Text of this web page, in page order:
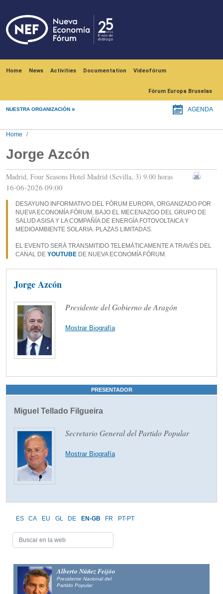
Home News Activities Documentation Videofórum
Fórum Europa Bruselas
NUESTRA ORGANIZACIÓN AGENDA
Home
Jorge Azcón
Madrid, Four Seasons Hotel Madrid (Sevilla, 3) 9.00 horas
16-06-2026 09:00
DESAYUNO INFORMATIVO DEL FÓRUM EUROPA, ORGANIZADO POR
NUEVA ECONOMÍA FÓRUM, BAJO EL MECENAZGO DEL GRUPO DE
SALUD ASISA Y LA COMPAÑÍA DE ENERGÍA FOTOVOLTAICA Y
MEDIOAMBIENTE SOLARIA. PLAZAS LIMITADAS.
EL EVENTO SERÁ TRANSMITIDO TELEMÁTICAMENTE A TRAVÉS DEL
CANAL DE YOUTUBE DE NUEVA ECONOMÍA FÓRUM.
Jorge Azcón
Presidente del Gobierno de Aragón
Mostrar Biografía
PRESENTADOR
Miguel Tellado Filgueira
Secretario General del Partido Popular
Mostrar Biografía
ES CA EU GL DE EN-GB FR PT-PT
Alberto Núñez Feijóo
Presidente Nacional del
Partido Popular